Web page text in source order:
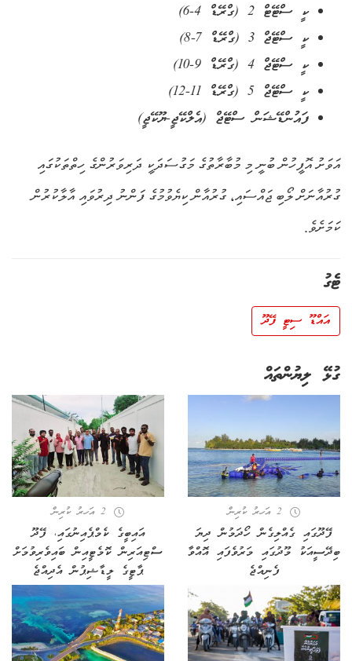
ކީ ސްޓޭޓް 2 (ގްރޭޑް 4-6)
ކީ ސްޓޭޖް 3 (ގްރޭޑް 7-8)
ކީ ސްޓޭޖް 4 (ގްރޭޑް 9-10)
ކީ ސްޓޭޖް 5 (ގްރޭޑް 11-12)
ފައުންޑޭޝަން ސްޓޭޖް (އެލްކޭޖީ-ޔޫކޭޖީ)
އަވަށު އޮފީހުން ބުނީ މި މުބާރާތުގެ މަގުސަދަކީ ދަރިވަރުންގެ ހިތްތަކުގައި
ގުރުއާނަށް ލޯބި ޖައްސައި، ގުރުއާން ކިޔެވުމުގެ ފަންނު ދިރުވައި އާލާކުރުން
ކަމަށެވެ.
ޓެގު
އައްޑޫ ސިޓީ ފޭދޫ
ގުޅޭ ލިޔުންތައް
2 އަހރު ކުރިން
ފޭދޫގައި ގެއްލިގެން ހޯދަމުން ދިޔަ
ބިދޭސީއަކު މޫދުގައި މަރުވެފައި އޮއްވާ
ފެނިއްޖެ
2 އަހރު ކުރިން
އައިބީގެ ކެމްޕެއިނުގައި، ފޭދޫ
ސްޓިއަރިން ކޮމެޓީއިން ބައިވެރިވުމަށް
ޕާޓީގެ ލީޑާޝިޕުން އެދިއްޖެ